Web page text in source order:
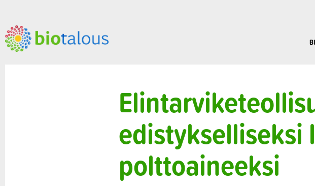
edistykselliseksi
polttoaineeksi